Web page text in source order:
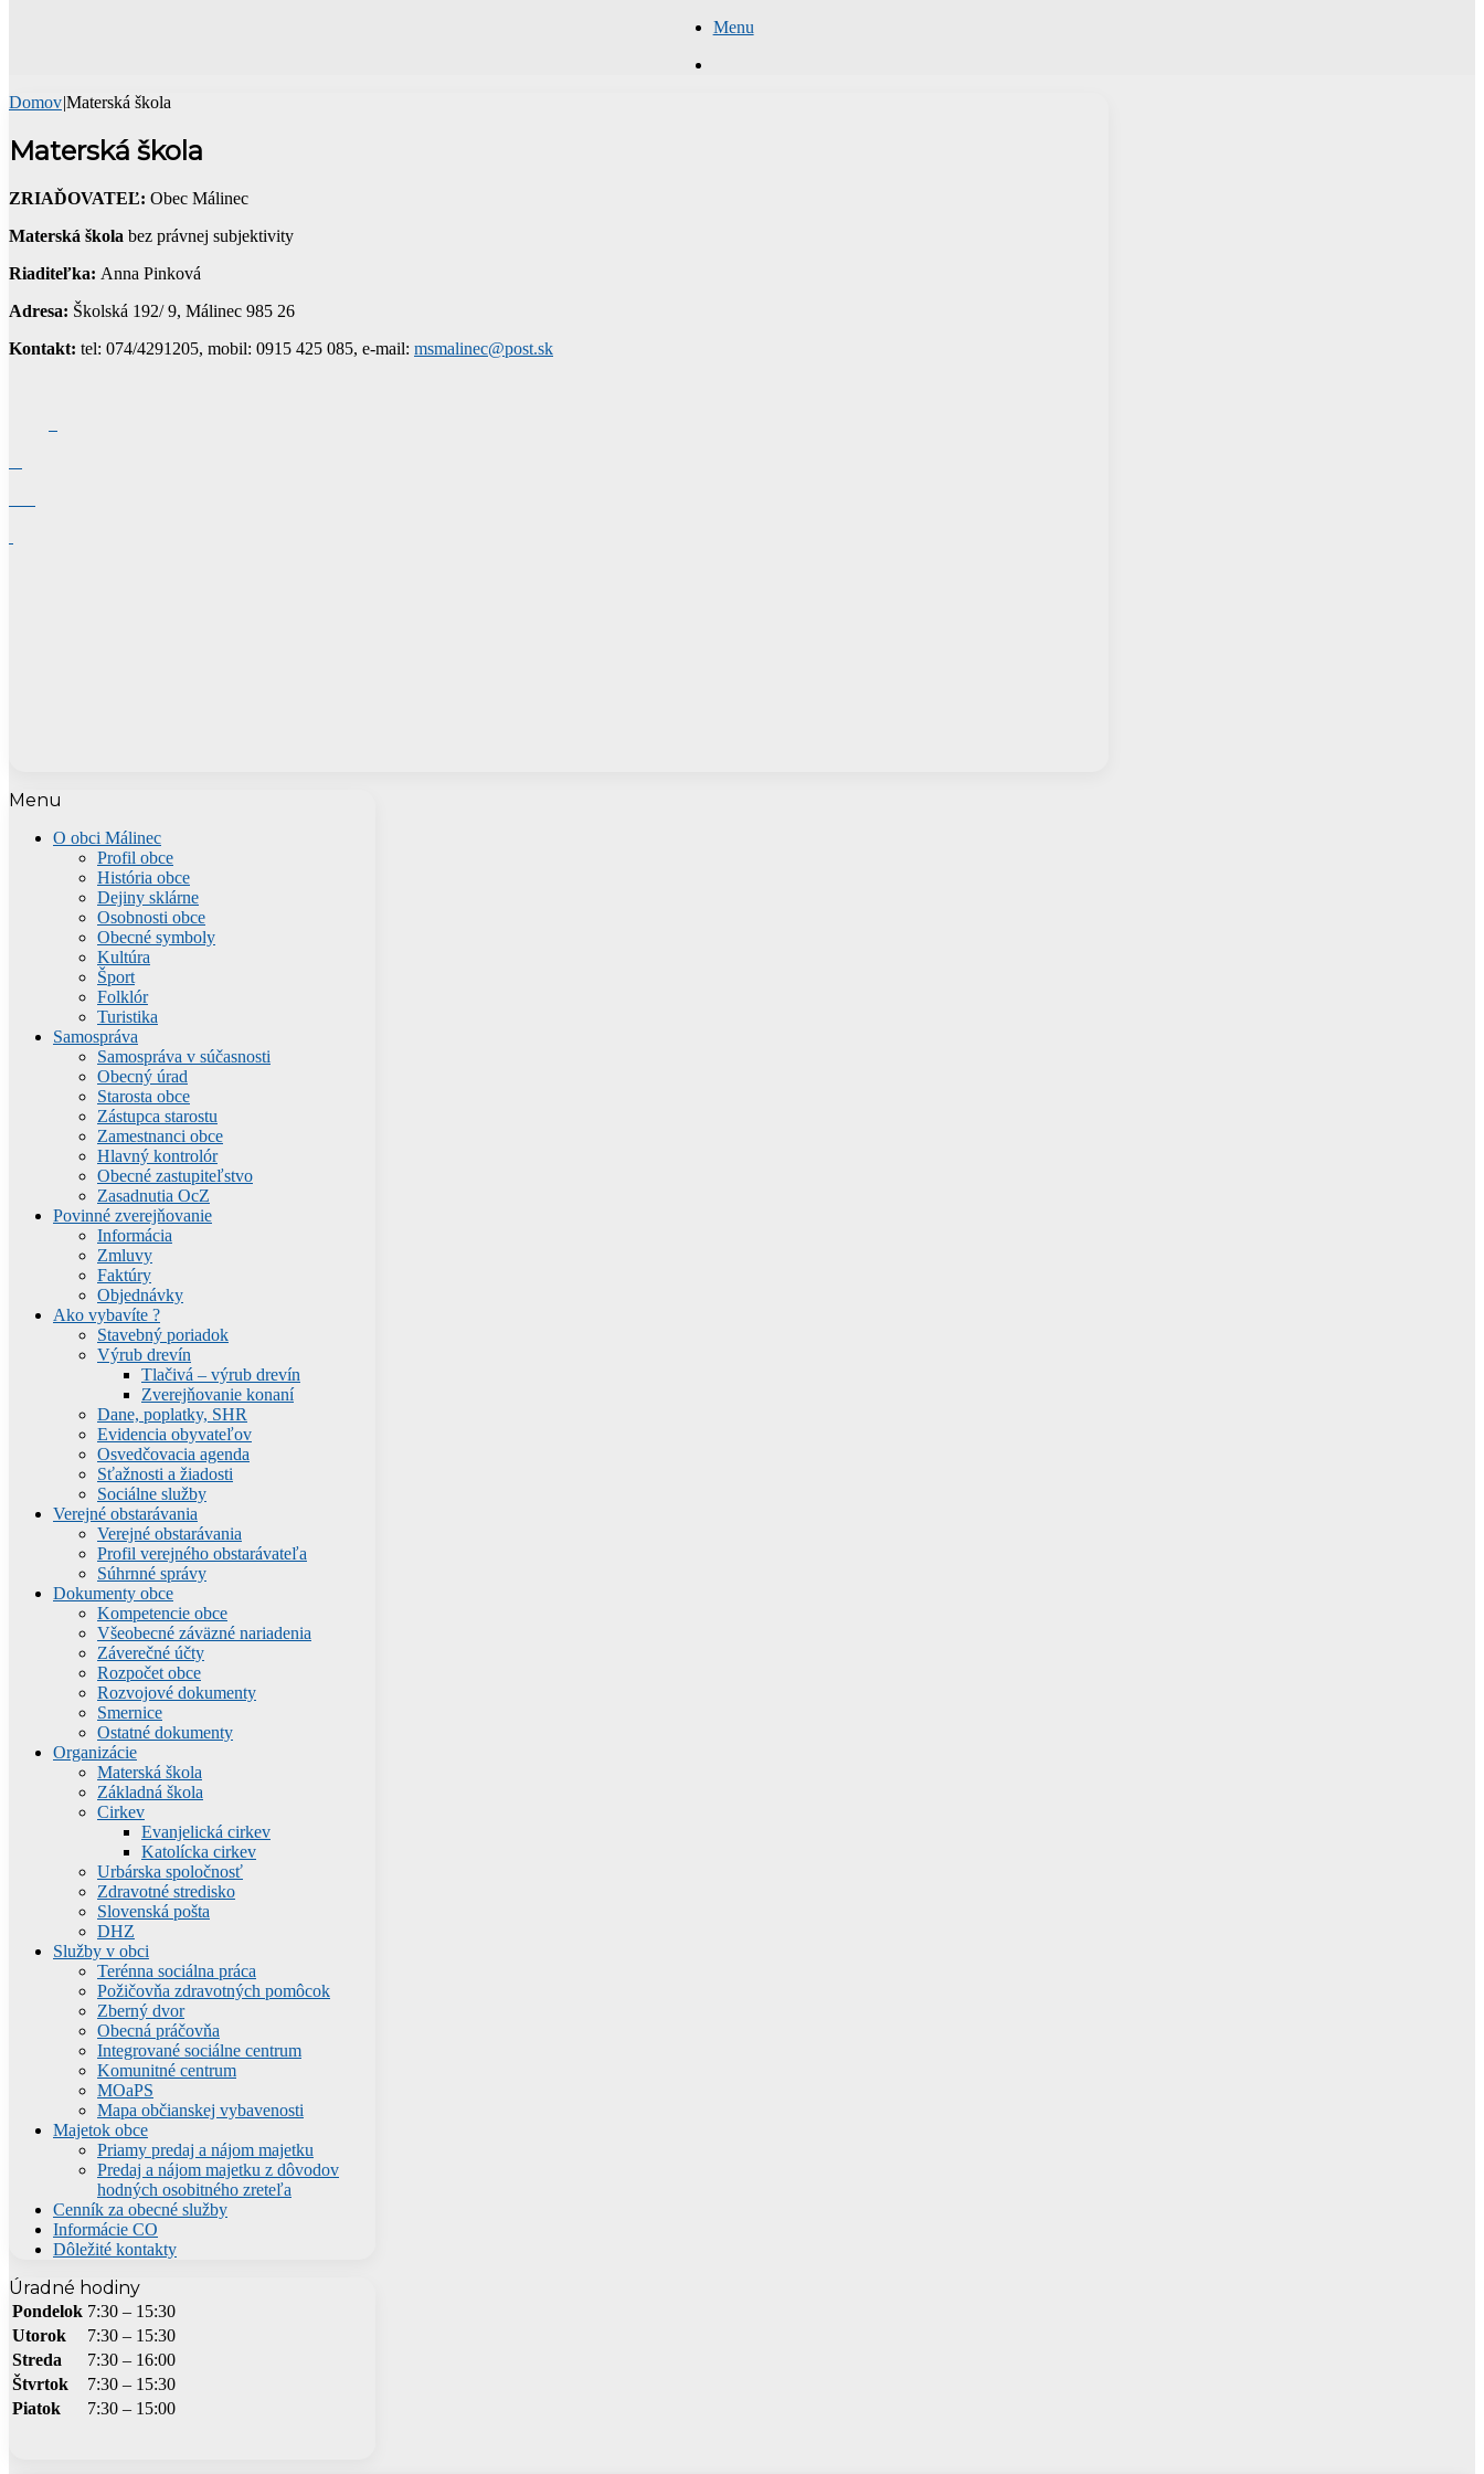
Menu
Domov|Materská škola
Materská škola
ZRIAĎOVATEĽ: Obec Málinec
Materská škola bez právnej subjektivity
Riaditeľka: Anna Pinková
Adresa: Školská 192/ 9, Málinec 985 26
Kontakt: tel: 074/4291205, mobil: 0915 425 085, e-mail: msmalinec@post.sk
Menu
O obci Málinec
Profil obce
História obce
Dejiny sklárne
Osobnosti obce
Obecné symboly
Kultúra
Šport
Folklór
Turistika
Samospráva
Samospráva v súčasnosti
Obecný úrad
Starosta obce
Zástupca starostu
Zamestnanci obce
Hlavný kontrolór
Obecné zastupiteľstvo
Zasadnutia OcZ
Povinné zverejňovanie
Informácia
Zmluvy
Faktúry
Objednávky
Ako vybavíte ?
Stavebný poriadok
Výrub drevín
Tlačivá – výrub drevín
Zverejňovanie konaní
Dane, poplatky, SHR
Evidencia obyvateľov
Osvedčovacia agenda
Sťažnosti a žiadosti
Sociálne služby
Verejné obstarávania
Verejné obstarávania
Profil verejného obstarávateľa
Súhrnné správy
Dokumenty obce
Kompetencie obce
Všeobecné záväzné nariadenia
Záverečné účty
Rozpočet obce
Rozvojové dokumenty
Smernice
Ostatné dokumenty
Organizácie
Materská škola
Základná škola
Cirkev
Evanjelická cirkev
Katolícka cirkev
Urbárska spoločnosť
Zdravotné stredisko
Slovenská pošta
DHZ
Služby v obci
Terénna sociálna práca
Požičovňa zdravotných pomôcok
Zberný dvor
Obecná práčovňa
Integrované sociálne centrum
Komunitné centrum
MOaPS
Mapa občianskej vybavenosti
Majetok obce
Priamy predaj a nájom majetku
Predaj a nájom majetku z dôvodov
hodných osobitného zreteľa
Cenník za obecné služby
Informácie CO
Dôležité kontakty
Úradné hodiny
Pondelok 7:30 – 15:30
Utorok
7:30 – 15:30
Streda
7:30 – 16:00
Štvrtok
7:30 – 15:30
Piatok
7:30 – 15:00